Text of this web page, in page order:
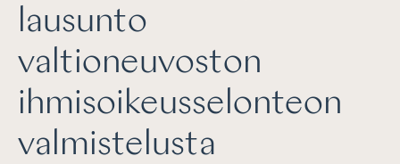
lausunto
valtioneuvoston
ihmisoikeusselonteon
valmistelusta